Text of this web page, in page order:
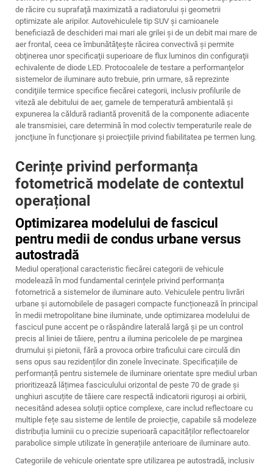
de răcire cu suprafaţă maximizată a radiatorului şi geometrii
optimizate ale aripilor. Autovehiculele tip SUV şi camioanele
beneficiază de deschideri mai mari ale grilei şi de un debit mai mare de
aer frontal, ceea ce îmbunătăţeşte răcirea convectivă şi permite
obţinerea unor specificaţii superioare de flux luminos din configuraţii
echivalente de diode LED. Protocoalele de testare a performanţelor
sistemelor de iluminare auto trebuie, prin urmare, să reprezinte
condiţiile termice specifice fiecărei categorii, inclusiv profilurile de
viteză ale debitului de aer, gamele de temperatură ambientală şi
expunerea la căldură radiantă provenită de la componente adiacente
ale transmisiei, care determină în mod colectiv temperaturile reale de
joncţiune în funcţionare şi proiecţiile privind fiabilitatea pe termen lung.
Cerințe privind performanța
fotometrică modelate de contextul
operațional
Optimizarea modelului de fascicul
pentru medii de condus urbane versus
autostradă
Mediul operațional caracteristic fiecărei categorii de vehicule
modelează în mod fundamental cerințele privind performanța
fotometrică a sistemelor de iluminare auto. Vehiculele pentru livrări
urbane și automobilele de pasageri compacte funcționează în principal
în medii metropolitane bine iluminate, unde optimizarea modelului de
fascicul pune accent pe o răspândire laterală largă și pe un control
precis al liniei de tăiere, pentru a ilumina pericolele de pe marginea
drumului și pietonii, fără a provoca orbire traficului care circulă din
sens opus sau rezidenților din zonele învecinate. Specificațiile de
performanță pentru sistemele de iluminare orientate spre mediul urban
prioritizează lățimea fasciculului orizontal de peste 70 de grade și
unghiuri ascuțite de tăiere care respectă indicatorii riguroși ai orbirii,
necesitând adesea soluții optice complexe, care includ reflectoare cu
multiple fețe sau sisteme de lentile de proiecție, capabile să modeleze
distribuția luminii cu o precizie superioară capacităților reflectoarelor
parabolice simple utilizate în generațiile anterioare de iluminare auto.
Categoriile de vehicule orientate spre utilizarea pe autostradă, inclusiv